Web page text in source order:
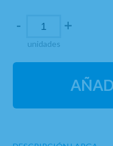
-
unidades
+